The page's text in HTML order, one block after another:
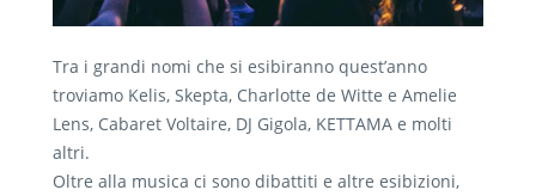
Tra i grandi nomi che si esibiranno quest’anno
troviamo Kelis, Skepta, Charlotte de Witte e Amelie
Lens, Cabaret Voltaire, DJ Gigola, KETTAMA e molti
altri.
Oltre alla musica ci sono dibattiti e altre esibizioni,